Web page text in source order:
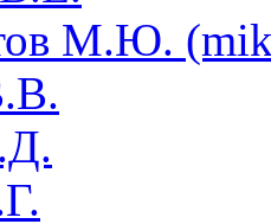
М.Ю.